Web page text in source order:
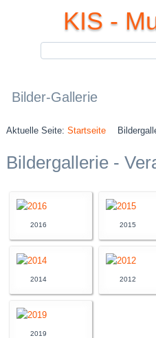
KIS -
Bilder-Gallerie
Aktuelle Seite:Startseite
Bildergallerie -
2016 2015
2014 2012
2019